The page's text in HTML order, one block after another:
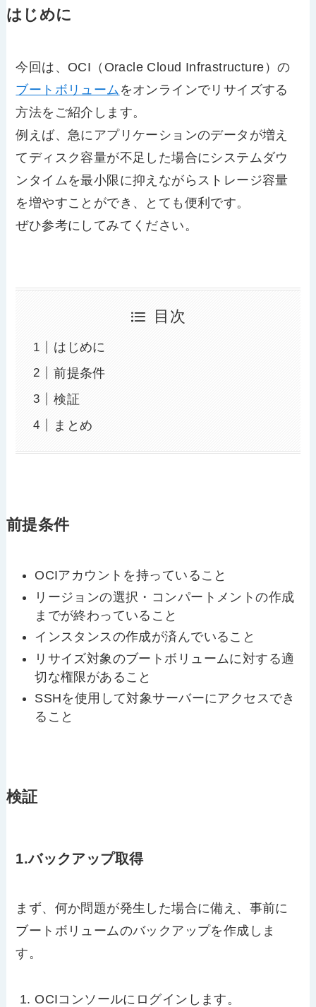
はじめに
今回は、OCI（Oracle Cloud Infrastructure）の
ブートボリューム をオンラインでリサイズする
方法をご紹介します。
例えば、急にアプリケーションのデータが増え
てディスク容量が不足した場合にシステムダウ
ンタイムを最小限に抑えながらストレージ容量
を増やすことができ、とても便利です。
ぜひ参考にしてみてください。
目次
はじめに
前提条件
検証
まとめ
前提条件
OCIアカウントを持っていること
リージョンの選択・コンパートメントの作成
までが終わっていること
インスタンスの作成が済んでいること
リサイズ対象のブートボリュームに対する適
切な権限があること
SSHを使用して対象サーバーにアクセスでき
ること
検証
1.バックアップ取得
まず、何か問題が発生した場合に備え、事前に
ブートボリュームのバックアップを作成しま
す。
OCIコンソールにログインします。